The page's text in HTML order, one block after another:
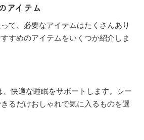
アイテム
て、必要なアイテムはたくさんあり
すめのアイテムをいくつか紹介しま
、快適な睡眠をサポートします。シー
るだけおしゃれで気に入るものを選